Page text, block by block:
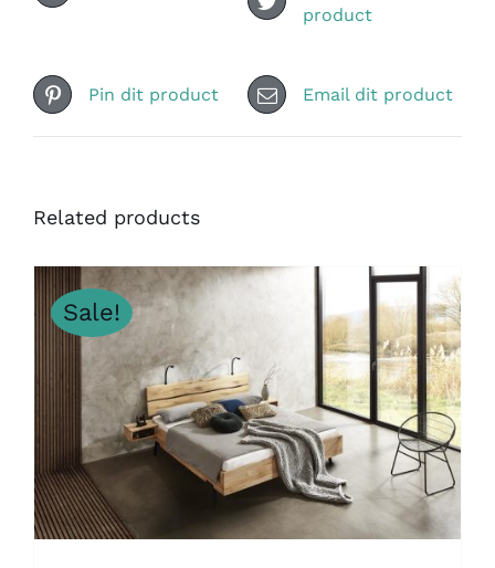
product
Pin dit product Email dit product
Related products
Sale!